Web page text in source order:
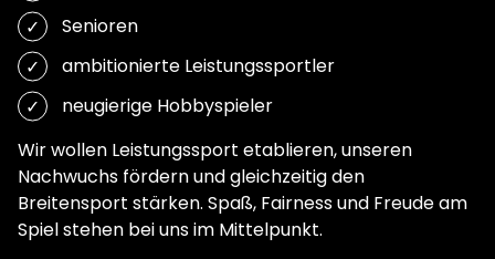
Senioren
ambitionierte Leistungssportler
neugierige Hobbyspieler
Wir wollen Leistungssport etablieren, unseren
Nachwuchs fördern und gleichzeitig den
Breitensport stärken. Spaß, Fairness und Freude am
Spiel stehen bei uns im Mittelpunkt.